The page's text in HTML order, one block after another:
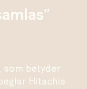
som betyder
Hitachis